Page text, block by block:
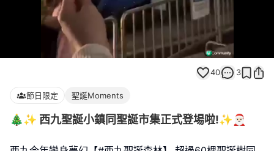
Loaded:
100.00%
40 3
節日限定 聖誕Moments
🎄✨ 西九聖誕小鎮同聖誕市集正式登場啦!✨🎅🏻